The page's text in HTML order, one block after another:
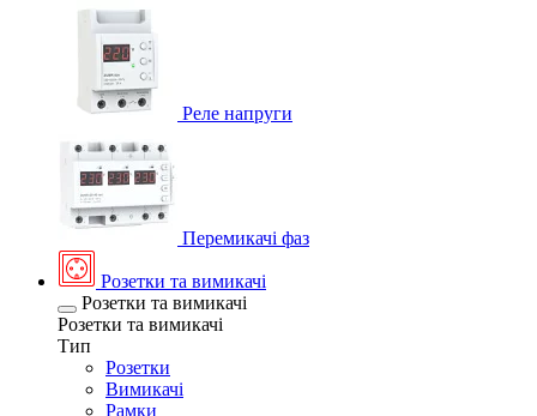
Реле напруги
Перемикачі фаз
Розетки та вимикачі
Розетки та вимикачі
Розетки та вимикачі
Тип
Розетки
Вимикачі
Рамки